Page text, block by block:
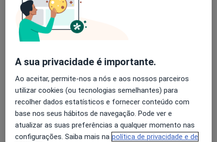
Temos Psicologia Online Individual, Tabagismo,
Emagrecimento e Mindfulness para Grupos
Online. Por favor envie mensagem através da
Doctoralia ou entre em contacto connosco pelo
Ler mais
26/02/2026
A sua privacidade é importante.
Ao aceitar, permite-nos a nós e aos nossos parceiros
utilizar cookies (ou tecnologias semelhantes) para
recolher dados estatísticos e fornecer conteúdo com
base nos seus hábitos de navegação. Pode ver e
atualizar as suas preferências a qualquer momento nas
configurações. Saiba mais na política de privacidade e de